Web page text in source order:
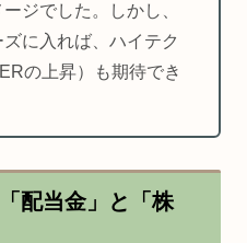
ジでした。しかし、
に入れば、ハイテク
の上昇）も期待でき
配当金」と「株